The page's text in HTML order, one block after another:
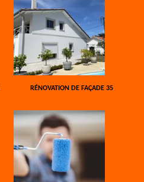
RÉNOVATION DE FAÇADE 35